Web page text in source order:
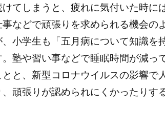
てしまうと、疲れに気付いた時に
などで頑張りを求められる機会の
小学生も「五月病について知識を
。塾や習い事などで睡眠時間が減っ
と、新型コロナウイルスの影響で
頑張りが認められにくかったりす